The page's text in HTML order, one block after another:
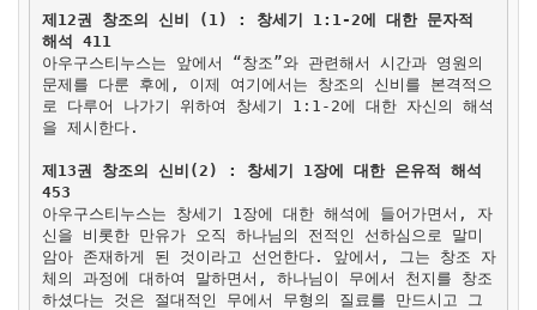
제12권 창조의 신비 (1) : 창세기 1:1-2에 대한 문자적
해석 411
아우구스티누스는 앞에서 “창조”와 관련해서 시간과 영원의
문제를 다룬 후에, 이제 여기에서는 창조의 신비를 본격적으
로 다루어 나가기 위하여 창세기 1:1-2에 대한 자신의 해석
을 제시한다.
제13권 창조의 신비(2) : 창세기 1장에 대한 은유적 해석
453
아우구스티누스는 창세기 1장에 대한 해석에 들어가면서, 자
신을 비롯한 만유가 오직 하나님의 전적인 선하심으로 말미
암아 존재하게 된 것이라고 선언한다. 앞에서, 그는 창조 자
체의 과정에 대하여 말하면서, 하나님이 무에서 천지를 창조
하셨다는 것은 절대적인 무에서 무형의 질료를 만드시고 그